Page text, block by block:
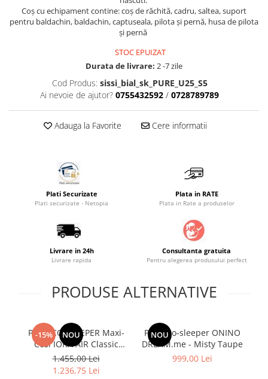
Saltele masa de infasat
Piscine cu bile
Saltele patut
Saltele 140x70 cm
Saltele 160x80 cm
Saltele120x60 cm
Tablite magetice si accesorii
Umidificatore
Coș cu echipament contine: coș de răchită, cadru, saltea, suport
pentru baldachin, baldachin, captuseala, pilota și pernă, husa de pilota
și pernă
STOC EPUIZAT
Durata de livrare: 2 -7 zile
Cod Produs: sissi_bial_sk_PURE_U25_S5
Ai nevoie de ajutor? 0755432592 / 0728789789
Adauga la Favorite Cere informatii
Plati Securizate
Plati securizate - Netopia
Plata in RATE
Plata in Rate a produselor
Livrare in 24h
Livrare rapida
Consultanta gratuita
Pentru alegerea produsului perfect
PRODUSE ALTERNATIVE
-15% NOU
Patut CO-SLEEPER Maxi-
Cosi IORA AIR Classic
Beige
1.455,00 Lei
1.236,75 Lei
NOU
Patut co-sleeper ONINO
DREAM.me - Misty Taupe
999,00 Lei